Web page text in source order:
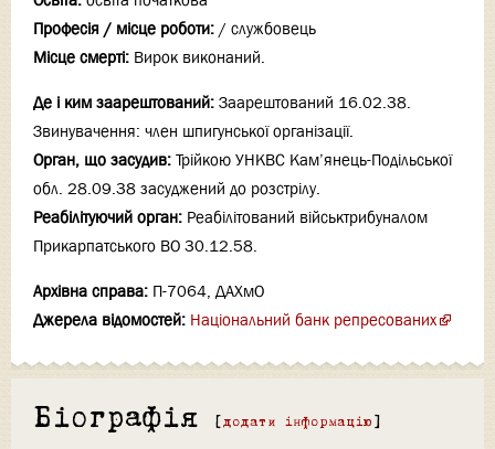
Професія / місце роботи: / службовець
Місце смерті: Вирок виконаний.
Де і ким заарештований: Заарештований 16.02.38.
Звинувачення: член шпигунської організації.
Орган, що засудив: Трійкою УНКВС Кам’янець-Подільської
обл. 28.09.38 засуджений до розстрілу.
Реабілітуючий орган: Реабілітований військтрибуналом
Прикарпатського ВО 30.12.58.
Архівна справа: П-7064, ДАХмО
Джерела відомостей: Національний банк репресованих
Біографія [ додати інформацію ]